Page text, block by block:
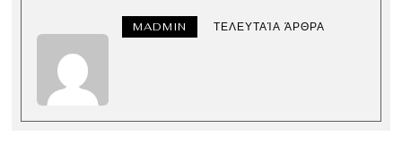
MADMIN ΤΕΛΕΥΤΑΊΑ ΆΡΘΡΑ